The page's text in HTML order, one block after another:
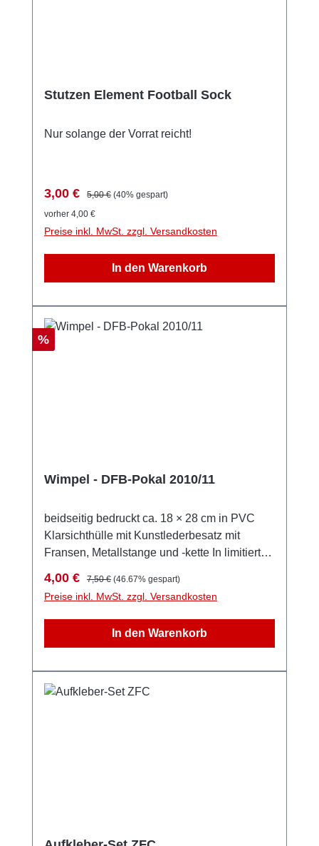
Stutzen Element Football Sock
Nur solange der Vorrat reicht!
Verkaufspreis:
3,00 € Regulärer Preis:
5,00 € (40% gespart)
vorher 4,00 €
Preise inkl. MwSt. zzgl. Versandkosten
In den Warenkorb
Rabatt
%
Wimpel - DFB-Pokal 2010/11
beidseitig bedruckt ca. 18 × 28 cm in PVC
Klarsichthülle mit Kunstlederbesatz mit
Fransen, Metallstange und -kette In limitierter
Verkaufspreis:
4,00 € Regulärer Preis:
7,50 € (46.67% gespart)
Preise inkl. MwSt. zzgl. Versandkosten
In den Warenkorb